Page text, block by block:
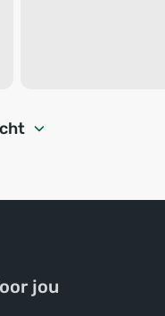
jou